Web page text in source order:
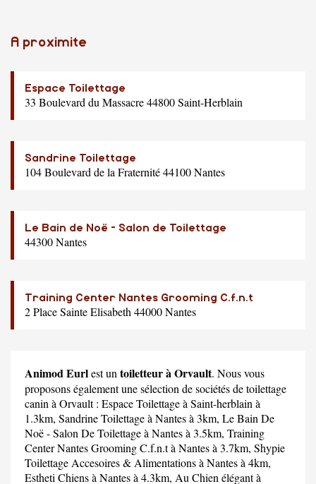
A proximite
Espace Toilettage
33 Boulevard du Massacre 44800 Saint-Herblain
Sandrine Toilettage
104 Boulevard de la Fraternité 44100 Nantes
Le Bain de Noë - Salon de Toilettage
44300 Nantes
Training Center Nantes Grooming C.f.n.t
2 Place Sainte Elisabeth 44000 Nantes
Animod Eurlest un toiletteur à Orvault. Nous vous
proposons également une sélection de sociétés de toilettage
canin à Orvault : Espace Toilettageà Saint-herblain à
1.3km, Sandrine Toilettageà Nantes à 3km, Le Bain De
Noë - Salon De Toilettageà Nantes à 3.5km, Training
Center Nantes Grooming C.f.n.tà Nantes à 3.7km, Shypie
Toilettage Accesoires & Alimentationsà Nantes à 4km,
Estheti Chiensà Nantes à 4.3km, Au Chien élégantà